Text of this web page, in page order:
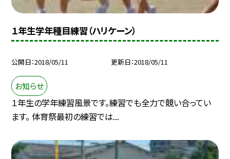
１年生学年種目練習（ハリケーン）
公開日 2018/05/11 更新日 2018/05/11
お知らせ
１年生の学年練習風景です。練習でも全力で競い合ってい
ます。 体育祭最初の練習では...